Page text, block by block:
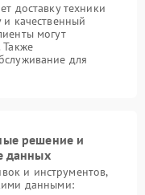
доставку техники
качественный
могут
Также
для
решение и
данных
и инструментов,
данными: